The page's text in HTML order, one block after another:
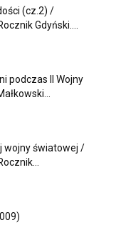
(cz.2) /
Gdyński....
podczas II Wojny
wojny światowej /